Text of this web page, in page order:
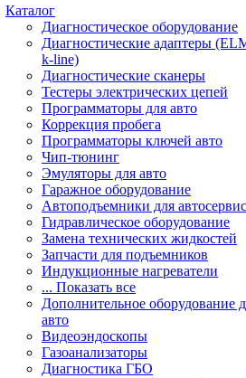
Каталог
Диагностическое оборудование
Диагностические адаптеры
k-line)
Диагностические сканеры
Тестеры электрических цепей
Программаторы для авто
Коррекция пробега
Программаторы ключей авто
Чип-тюнинг
Эмуляторы для авто
Гаражное оборудование
Автоподъемники для
Гидравлическое оборудование
Замена технических жидкостей
Запчасти для подъемников
Индукционные нагреватели
... Показать все
Дополнительное оборудование
авто
Видеоэндоскопы
Газоанализаторы
Диагностика ГБО